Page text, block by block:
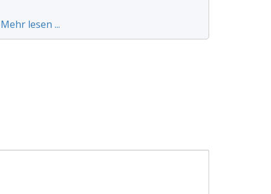
Mehr lesen ...